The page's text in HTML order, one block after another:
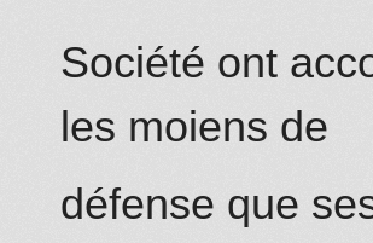
Société ont
les moiens de
défense que